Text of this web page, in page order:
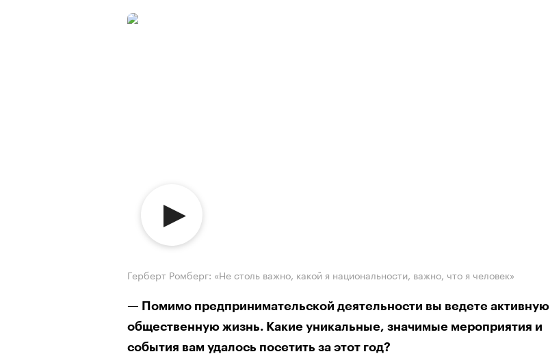
Герберт Ромберг: «Не столь важно, какой я национальности, важно, что я человек»
— Помимо предпринимательской деятельности вы ведете активную
общественную жизнь. Какие уникальные, значимые мероприятия и
события вам удалось посетить за этот год?